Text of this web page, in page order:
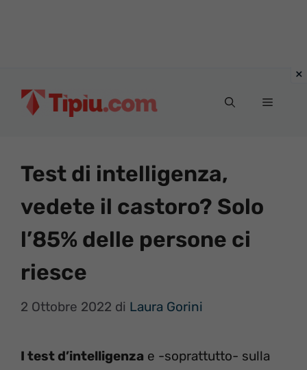
Menu
Test di intelligenza,
vedete il castoro? Solo
l’85% delle persone ci
riesce
2 Ottobre 2022 di Laura Gorini
I test d’intelligenza e -soprattutto- sulla